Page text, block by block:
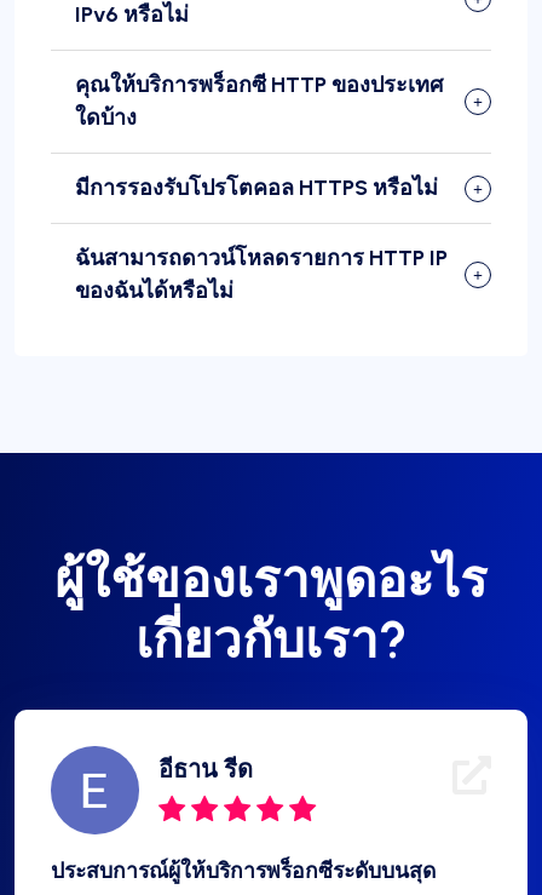
IPv6 หรือไม่
คุณให้บริการพร็อกซี HTTP ของประเทศ
ใดบ้าง
มีการรองรับโปรโตคอล HTTPS หรือไม่
ฉันสามารถดาวน์โหลดรายการ HTTP IP
ของฉันได้หรือไม่
ผู้ใช้ของเราพูดอะไร
เกี่ยวกับเรา?
อีธาน รีด
ประสบการณ์ผู้ให้บริการพร็อกซีระดับบนสุด